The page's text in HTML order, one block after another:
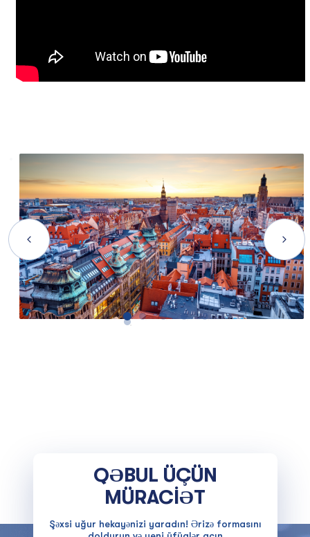
QƏBUL ÜÇÜN
MÜRACİƏT
Şəxsi uğur hekayənizi yaradın! Ərizə formasını